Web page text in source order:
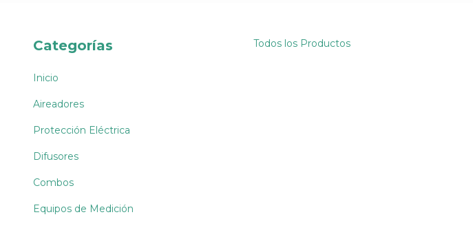
Categorías
Inicio
Aireadores
Protección Eléctrica
Difusores
Combos
Equipos de Medición
Todos los Productos